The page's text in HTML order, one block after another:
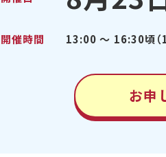
開催時間 13:00 ～ 16:30頃（
お申